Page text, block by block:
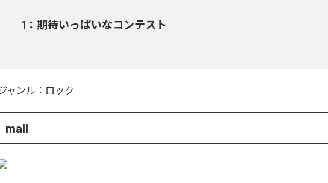
1 ： 期待いっぱいなコンテスト
ャンル： ロック
mall